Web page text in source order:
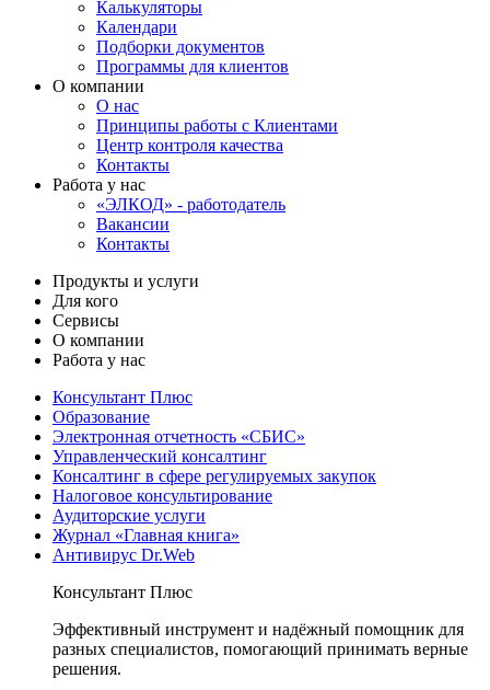
Калькуляторы
Календари
Подборки документов
Программы для клиентов
О компании
О нас
Принципы работы с Клиентами
Центр контроля качества
Контакты
Работа у нас
«ЭЛКОД» - работодатель
Вакансии
Контакты
Продукты и услуги
Для кого
Сервисы
О компании
Работа у нас
Консультант Плюс
Образование
Электронная отчетность «СБИС»
Управленческий консалтинг
Консалтинг в сфере регулируемых закупок
Налоговое консультирование
Аудиторские услуги
Журнал «Главная книга»
Антивирус Dr.Web
Консультант Плюс
Эффективный инструмент и надёжный помощник для
разных специалистов, помогающий принимать верные
решения.